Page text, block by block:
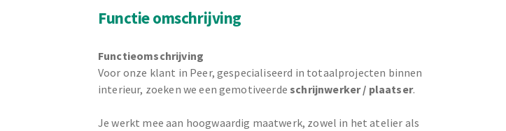
Functie omschrijving
Functieomschrijving
Voor onze klant in Peer, gespecialiseerd in totaalprojecten binnen
interieur, zoeken we een gemotiveerde schrijnwerker / plaatser.
Je werkt mee aan hoogwaardig maatwerk, zowel in het atelier als